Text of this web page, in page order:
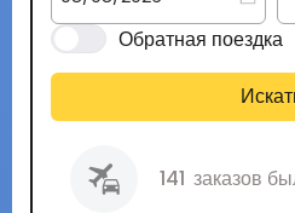
Обратная поездка
141 заказов